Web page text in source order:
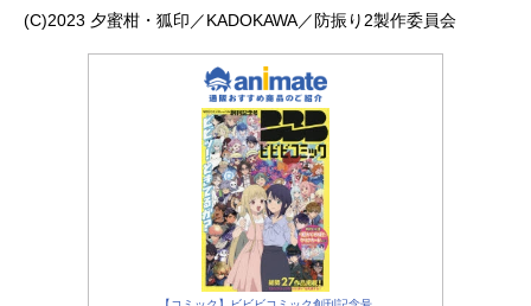
(C)2023 夕蜜柑・狐印／KADOKAWA／防振り2製作委員会